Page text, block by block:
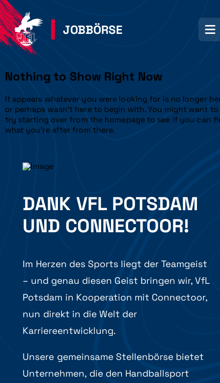
JOBBÖRSE
Nothing to Show Right Now
It appears whatever you were looking for is no longer
or perhaps wasn't here to begin with. You might want to
try starting over from the homepage to see if you can
what you're after from there.
DANK VFL POTSDAM
UND CONNECTOOR!
Im Herzen des Sports liegt der Teamgeist
– und genau diesen Geist bringen wir, VfL
Potsdam in Kooperation mit Connectoor,
nun direkt in die Welt der
Karriereentwicklung.
Unsere gemeinsame Stellenbörse bietet
Unternehmen, die den Handballsport